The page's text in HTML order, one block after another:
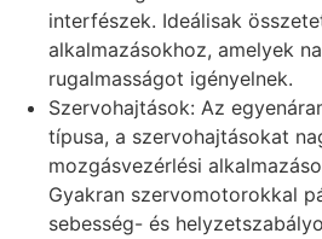
interfészek. Ideálisak
alkalmazásokhoz, amelyek
rugalmasságot igényelnek.
Szervohajtások: Az
típusa, a szervohajtásokat
mozgásvezérlési
Gyakran szervomotorokkal
sebesség- és